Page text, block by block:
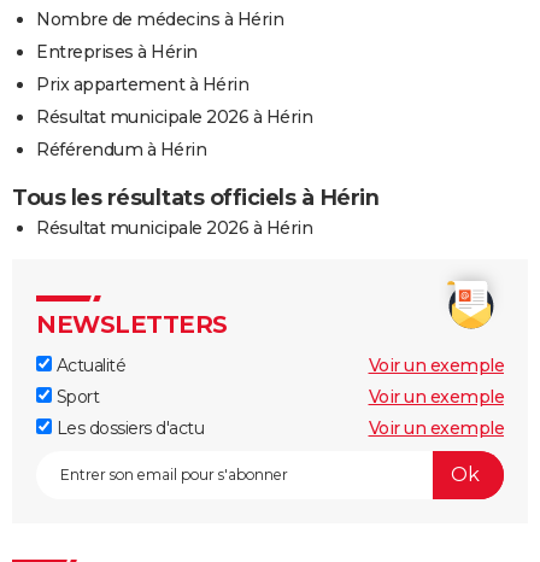
Nombre de médecins à Hérin
Entreprises à Hérin
Prix appartement à Hérin
Résultat municipale 2026 à Hérin
Référendum à Hérin
Tous les résultats officiels à Hérin
Résultat municipale 2026 à Hérin
NEWSLETTERS
Actualité
Voir un exemple
Sport
Voir un exemple
Les dossiers d'actu
Voir un exemple